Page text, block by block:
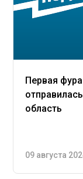
Первая
область
09 августа